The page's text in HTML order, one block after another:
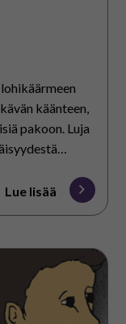
käänteen,
pakoon. Luja
Lue lisää